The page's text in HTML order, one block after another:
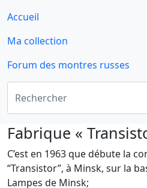
Accueil
Ma collection
Forum des montres russes
Fabrique «
C’est en 1963 que débute la
“Transistor”, à Minsk, sur la
Lampes de Minsk;